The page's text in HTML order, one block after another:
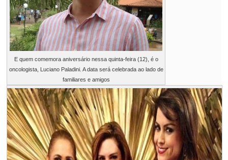
E quem comemora aniversário nessa quinta-feira (12), é o
oncologista, Luciano Paladini. A data será celebrada ao lado de
familiares e amigos